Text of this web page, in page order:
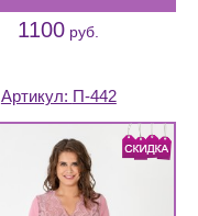
1100 руб.
Артикул: П-442